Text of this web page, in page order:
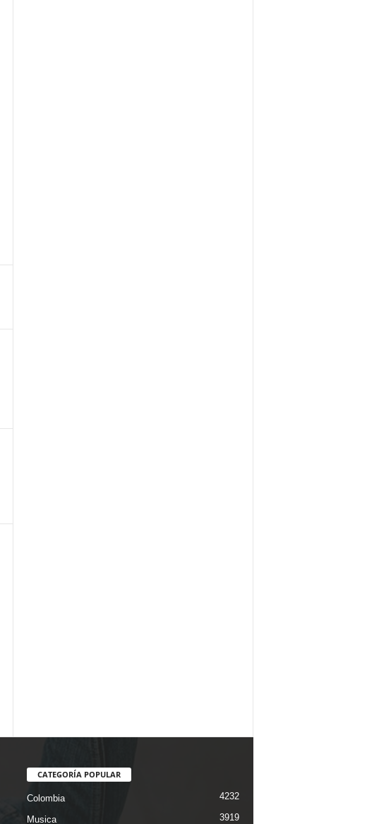
CATEGORÍA POPULAR
Colombia 4232
Musica 3919